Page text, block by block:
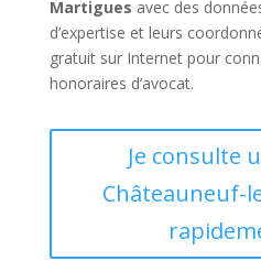
Martigues avec des
d’expertise et leurs
gratuit sur Internet pour
honoraires d’avocat.
Je consulte
Châteauneuf-